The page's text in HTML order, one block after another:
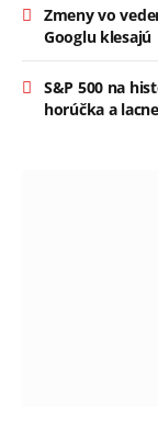
Zmeny vo
Googlu klesajú
S&P 500 na
horúčka a